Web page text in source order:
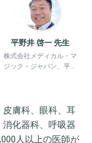
平野井 啓一 先生
株式会社メディカル・マ
ジック・ジャパン、平野
膚科、眼科、耳
化器科、呼吸器
人以上の医師が